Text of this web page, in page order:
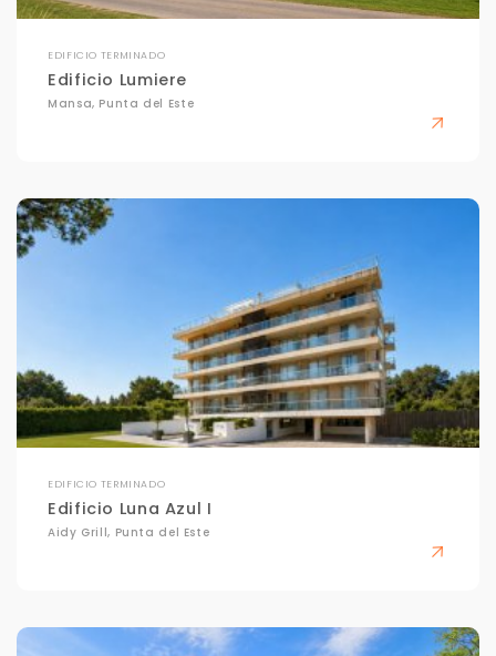
EDIFICIO TERMINADO
Edificio Lumiere
Mansa, Punta del Este
EDIFICIO TERMINADO
Edificio Luna Azul I
Aidy Grill, Punta del Este